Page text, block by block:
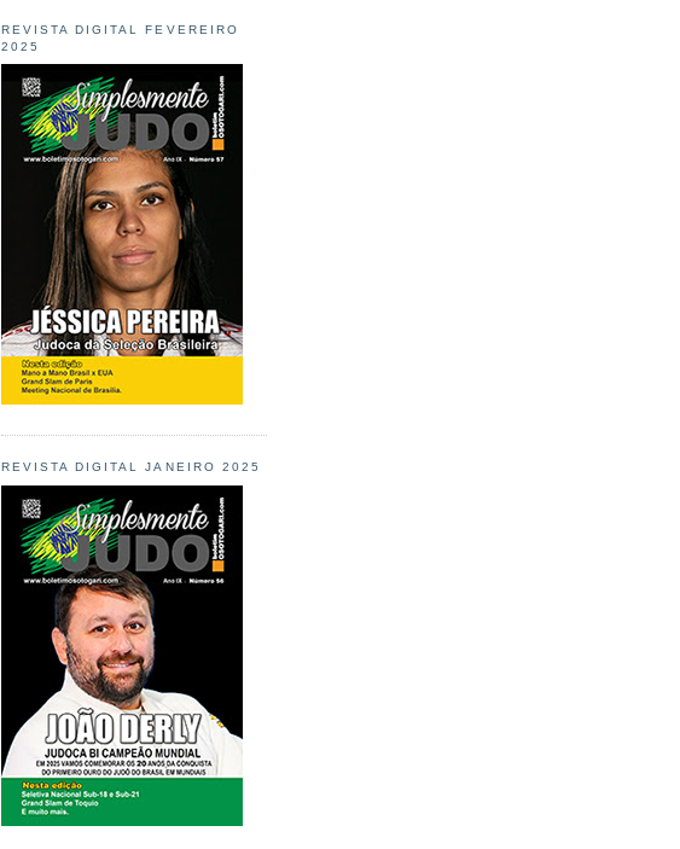
REVISTA DIGITAL FEVEREIRO
2025
REVISTA DIGITAL JANEIRO 2025